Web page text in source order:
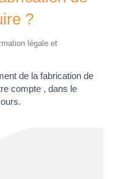
?
légale et
de la fabrication de
compte , dans le